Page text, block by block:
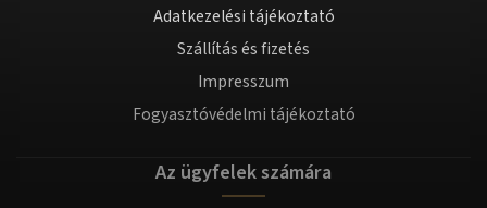
Adatkezelési tájékoztató
Szállítás és fizetés
Impresszum
Fogyasztóvédelmi tájékoztató
Az ügyfelek számára